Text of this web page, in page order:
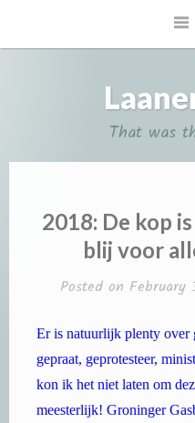
That was
2018: De kop
blij voor
Posted on February
Er is natuurlijk plenty over
gepraat, geprotesteer,
kon ik het niet laten om
meesterlijk! Groninger